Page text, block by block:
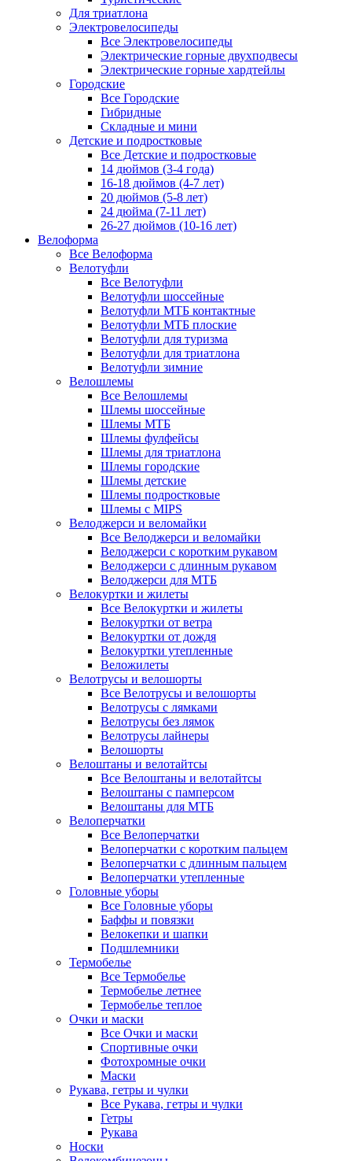
Для триатлона
Электровелосипеды
Все Электровелосипеды
Электрические горные двухподвесы
Электрические горные хардтейлы
Городские
Все Городские
Гибридные
Складные и мини
Детские и подростковые
Все Детские и подростковые
14 дюймов (3-4 года)
16-18 дюймов (4-7 лет)
20 дюймов (5-8 лет)
24 дюйма (7-11 лет)
26-27 дюймов (10-16 лет)
Велоформа
Все Велоформа
Велотуфли
Все Велотуфли
Велотуфли шоссейные
Велотуфли МТБ контактные
Велотуфли МТБ плоские
Велотуфли для туризма
Велотуфли для триатлона
Велотуфли зимние
Велошлемы
Все Велошлемы
Шлемы шоссейные
Шлемы МТБ
Шлемы фулфейсы
Шлемы для триатлона
Шлемы городские
Шлемы детские
Шлемы подростковые
Шлемы с MIPS
Велоджерси и веломайки
Все Велоджерси и веломайки
Велоджерси с коротким рукавом
Велоджерси с длинным рукавом
Велоджерси для МТБ
Велокуртки и жилеты
Все Велокуртки и жилеты
Велокуртки от ветра
Велокуртки от дождя
Велокуртки утепленные
Веложилеты
Велотрусы и велошорты
Все Велотрусы и велошорты
Велотрусы с лямками
Велотрусы без лямок
Велотрусы лайнеры
Велошорты
Велоштаны и велотайтсы
Все Велоштаны и велотайтсы
Велоштаны с памперсом
Велоштаны для МТБ
Велоперчатки
Все Велоперчатки
Велоперчатки с коротким пальцем
Велоперчатки с длинным пальцем
Велоперчатки утепленные
Головные уборы
Все Головные уборы
Баффы и повязки
Велокепки и шапки
Подшлемники
Термобелье
Все Термобелье
Термобелье летнее
Термобелье теплое
Очки и маски
Все Очки и маски
Спортивные очки
Фотохромные очки
Маски
Рукава, гетры и чулки
Все Рукава, гетры и чулки
Гетры
Рукава
Носки